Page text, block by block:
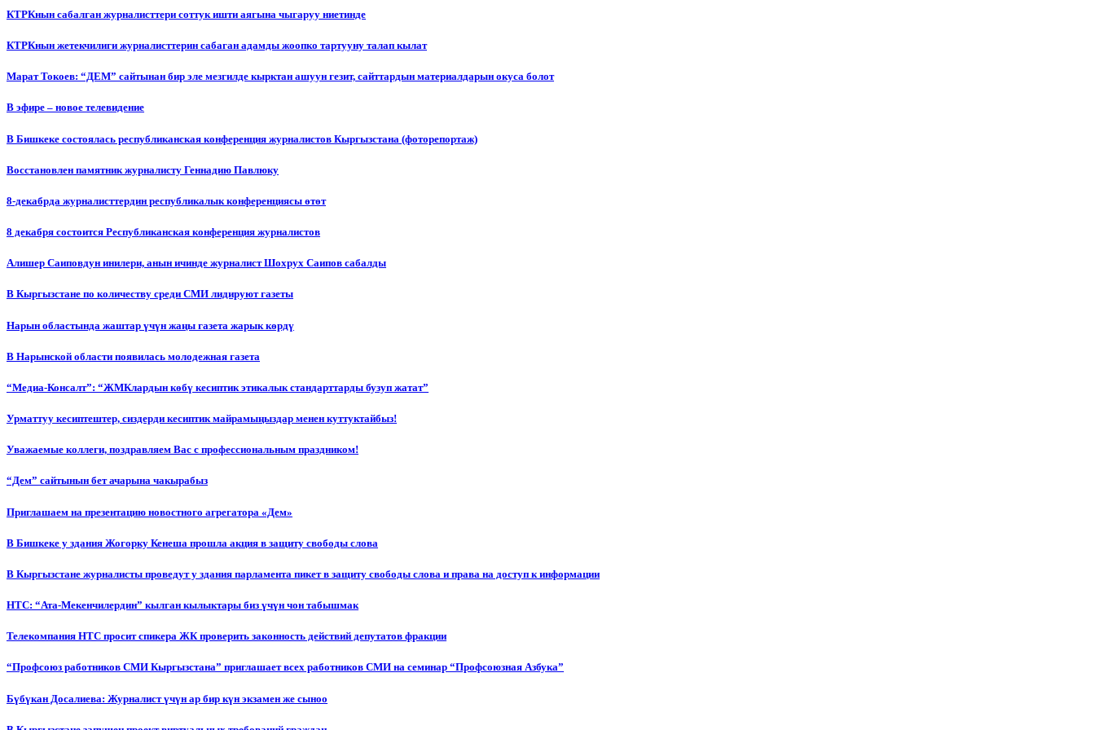
КТРКнын сабалган журналисттери соттук ишти аягына чыгаруу ниетинде
КТРКнын жетекчилиги журналисттерин сабаган адамды жоопко тартууну талап кылат
Марат Токоев: “ДЕМ” сайтынан бир эле мезгилде кырктан ашуун гезит, сайттардын материалдарын окуса болот
В эфире – новое телевидение
В Бишкеке состоялась республиканская конференция журналистов Кыргызстана (фоторепортаж)
Восстановлен памятник журналисту Геннадию Павлюку
8-декабрда журналисттердин республикалык конференциясы өтөт
8 декабря состоится Республиканская конференция журналистов
Алишер Саиповдун инилери, анын ичинде журналист Шохрух Саипов сабалды
В Кыргызстане по количеству среди СМИ лидируют газеты
Нарын областында жаштар үчүн жаңы газета жарык көрдү
В Нарынской области появилась молодежная газета
“Медиа-Консалт”: “ЖМКлардын көбү кесиптик этикалык стандарттарды бузуп жатат”
Урматтуу кесиптештер, сиздерди кесиптик майрамыңыздар менен куттуктайбыз!
Уважаемые коллеги, поздравляем Вас с профессиональным праздником!
“Дем” сайтынын бет ачарына чакырабыз
Приглашаем на презентацию новостного агрегатора «Дем»
В Бишкеке у здания Жогорку Кенеша прошла акция в защиту свободы слова
В Кыргызстане журналисты проведут у здания парламента пикет в защиту свободы слова и права на доступ к информации
НТС: “Ата-Мекенчилердин” кылган кылыктары биз үчүн чон табышмак
Телекомпания НТС просит спикера ЖК проверить законность действий депутатов фракции
“Профсоюз работников СМИ Кыргызстана” приглашает всех работников СМИ на семинар “Профсоюзная Азбука”
Бүбүкан Досалиева: Журналист үчүн ар бир күн экзамен же сыноо